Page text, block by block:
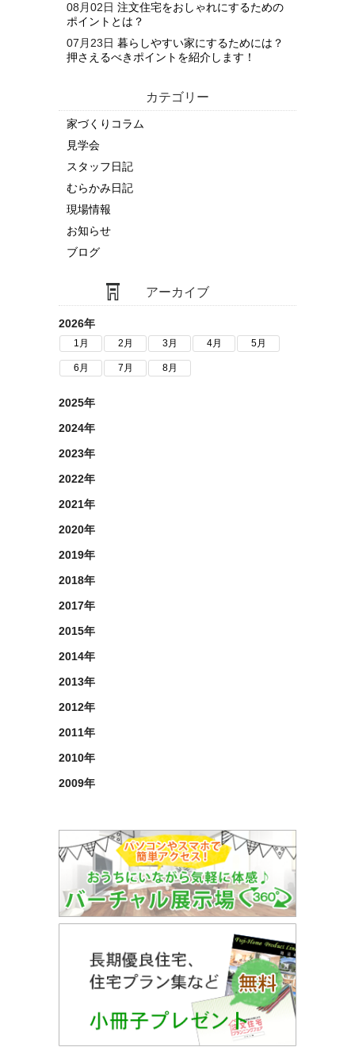
08月02日 注文住宅をおしゃれにするための
ポイントとは？
07月23日 暮らしやすい家にするためには？
押さえるべきポイントを紹介します！
カテゴリー
家づくりコラム
見学会
スタッフ日記
むらかみ日記
現場情報
お知らせ
ブログ
アーカイブ
2026年
1月 2月 3月 4月 5月
6月 7月 8月
2025年
2024年
2023年
2022年
2021年
2020年
2019年
2018年
2017年
2015年
2014年
2013年
2012年
2011年
2010年
2009年